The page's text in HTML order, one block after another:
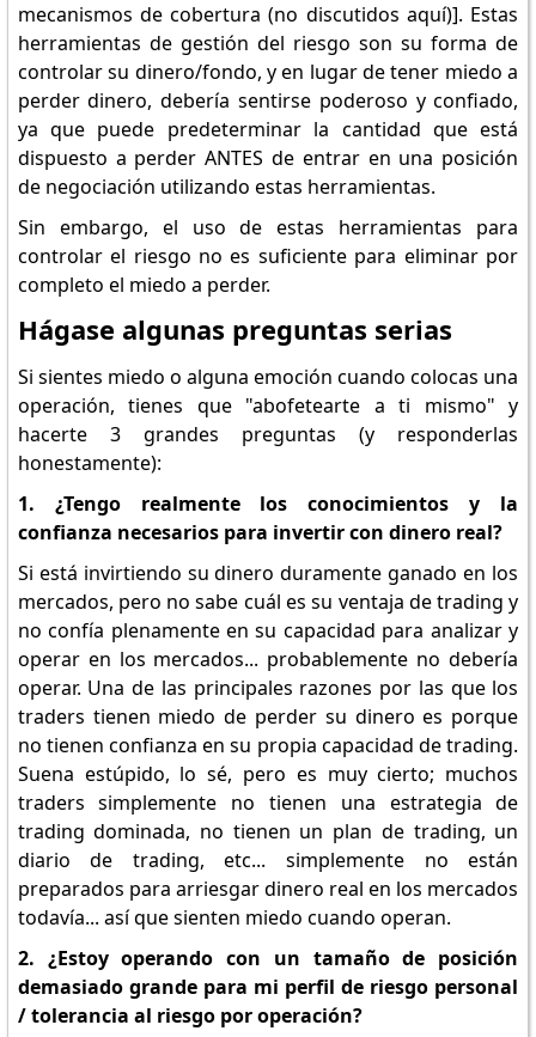
mecanismos de cobertura (no discutidos aquí)]. Estas
herramientas de gestión del riesgo son su forma de
controlar su dinero/fondo, y en lugar de tener miedo a
perder dinero, debería sentirse poderoso y confiado,
ya que puede predeterminar la cantidad que está
dispuesto a perder ANTES de entrar en una posición
de negociación utilizando estas herramientas.
Sin embargo, el uso de estas herramientas para
controlar el riesgo no es suficiente para eliminar por
completo el miedo a perder.
Hágase algunas preguntas serias
Si sientes miedo o alguna emoción cuando colocas una
operación, tienes que "abofetearte a ti mismo" y
hacerte 3 grandes preguntas (y responderlas
honestamente):
1. ¿Tengo realmente los conocimientos y la
confianza necesarios para invertir con dinero real?
Si está invirtiendo su dinero duramente ganado en los
mercados, pero no sabe cuál es su ventaja de trading y
no confía plenamente en su capacidad para analizar y
operar en los mercados... probablemente no debería
operar. Una de las principales razones por las que los
traders tienen miedo de perder su dinero es porque
no tienen confianza en su propia capacidad de trading.
Suena estúpido, lo sé, pero es muy cierto; muchos
traders simplemente no tienen una estrategia de
trading dominada, no tienen un plan de trading, un
diario de trading, etc... simplemente no están
preparados para arriesgar dinero real en los mercados
todavía... así que sienten miedo cuando operan.
2. ¿Estoy operando con un tamaño de posición
demasiado grande para mi perfil de riesgo personal
/ tolerancia al riesgo por operación?